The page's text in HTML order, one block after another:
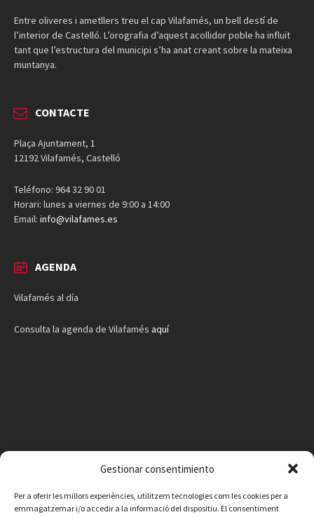
Gestionar consentimiento
Per a oferir les millors experiències, utilitzem tecnologies com les cookies per a
emmagatzemar i/o accedir a la informació del dispositiu. El consentiment
Entre oliveres i ametllers treu el cap Vilafamés, un bell destí de
l’interior de Castelló. L’orografia d’aquest acollidor poble ha influït
tant que l’estructura del municipi s’ha anat creant sobre la mateixa
muntanya.
CONTACTE
Plaça Ajuntament, 1
12192 Vilafamés, Castelló
Teléfono: 964 32 90 01
Horari: lunes a viernes de 9:00 a 14:00
Email: info@vilafames.es
AGENDA
Vilafamés al día
Consulta la agenda de Vilafamés aquí